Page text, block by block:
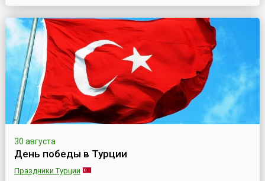
Луиса Альвеса де Лима э Сильва.Луис Альвес де Лима э
Сильва (порт. Luís Alves de Lima e Silva, 25 августа 1803 — 7
мая 1880) в 1961 году был объявлен покровителем армии
Бразилии. За заслуги в воен...
30 августа
День победы в Турции
Праздники Турции